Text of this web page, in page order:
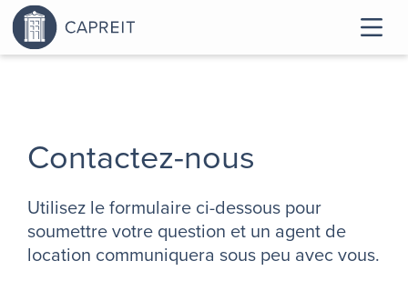
Contactez-nous
Utilisez le formulaire ci-dessous pour
soumettre votre question et un agent de
location communiquera sous peu avec vous.